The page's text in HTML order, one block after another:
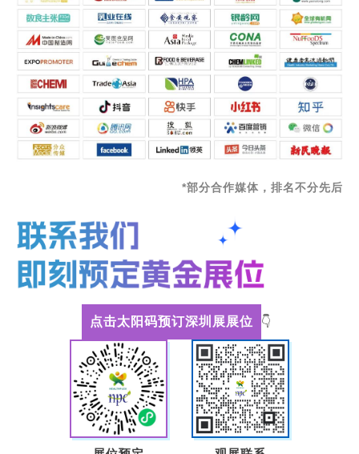
*部分合作媒体，排名不分先后
点击太阳码预订深圳展展位 👇